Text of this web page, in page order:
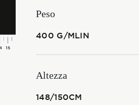
Peso
400 G/MLIN
Altezza
148/150CM
UpCycle
Certificazioni